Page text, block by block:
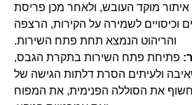
איתור מוקד העובש, ולאחר מכן פריסת
וכיסויים לשמירה על הקירות, הרצפה
והריהוט הנמצא תחת פתח השירות.
פתיחת פתח השירות בתקרת הגבס,
ולעיתים הסרת דלתות הגישה של
את הסוללה הפנימית, את המפוח